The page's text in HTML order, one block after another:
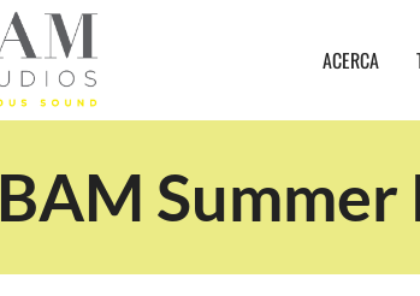
ACERCA
BAM